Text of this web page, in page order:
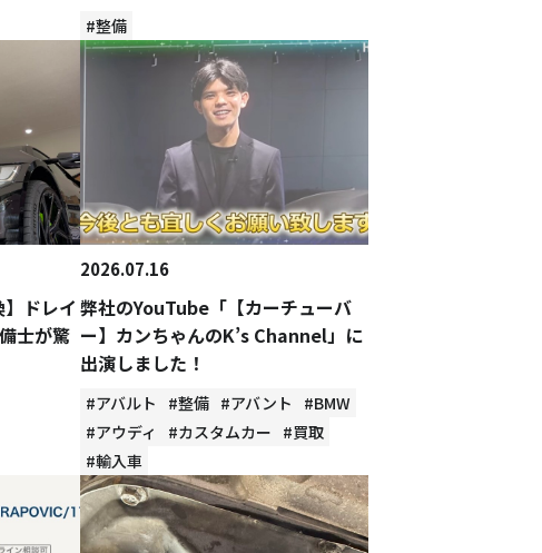
#整備
】ドレイ
士が驚
2026.07.16
弊社のYouTube「【カーチューバ
ー】カンちゃんのK’s Channel」に
出演しました！
#アバルト #整備 #アバント
#BMW
#アウディ
#カスタムカー #買取
#輸入車